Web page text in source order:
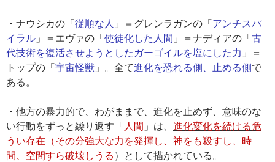
・ナウシカの「従順な人 」＝グレンラガンの「アンチスパ
イラル 」＝エヴァの「使徒化した人間 」＝ナディアの「古
代技術を復活させようとしたガーゴイルを塩にした力 」＝
トップの「宇宙怪獣 」。全て進化を恐れる側、止める側で
ある。
・他方の暴力的で、わがままで、進化を止めず、意味のな
い行動をずっと繰り返す「 人間 」は、 進化変化を続ける危
うい存在（その分強大な力を発揮し、神をも殺すし、時
間、空間すら破壊しうる ）として描かれている。